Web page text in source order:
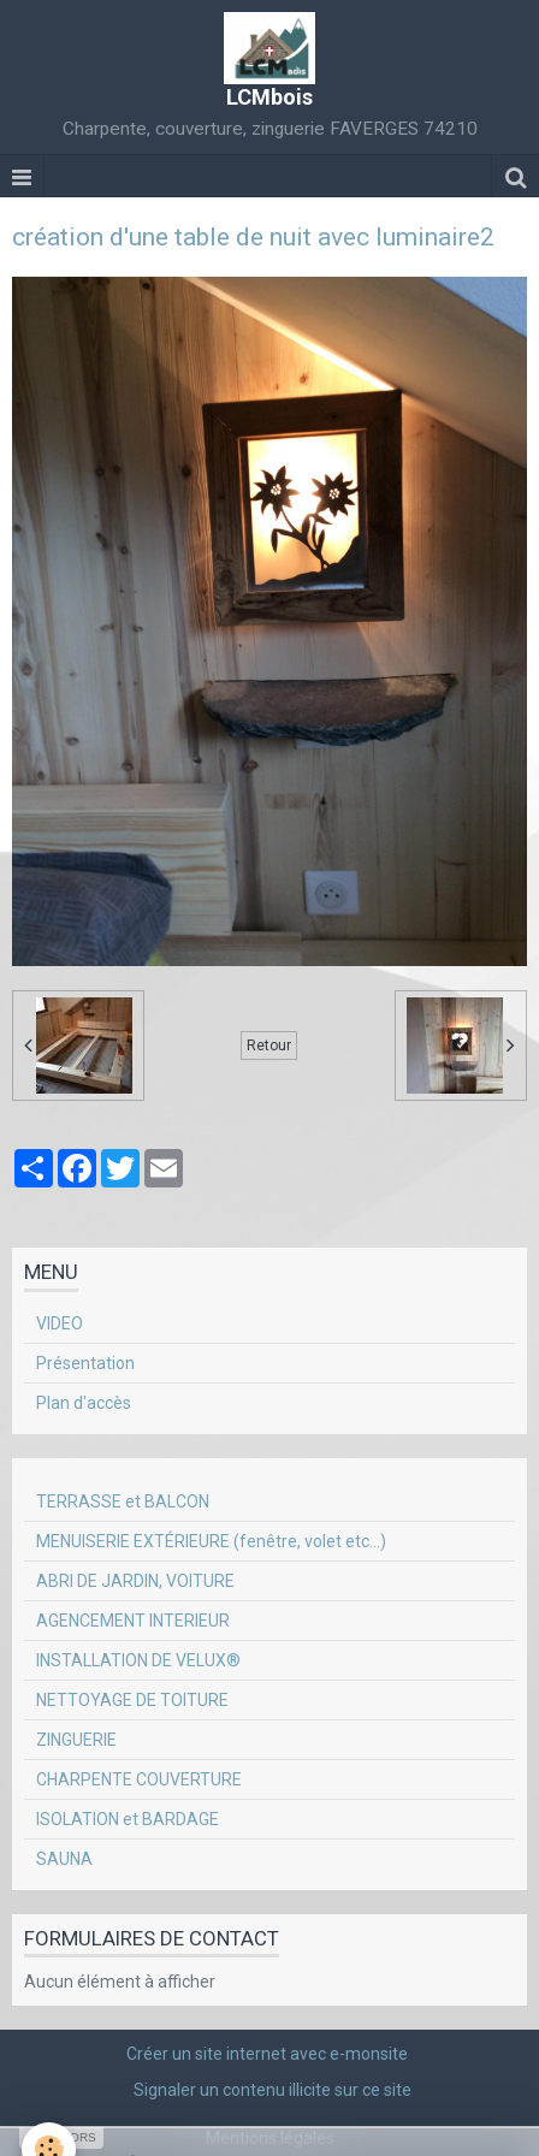
LCMbois
Charpente, couverture, zinguerie FAVERGES 74210
création d'une table de nuit avec luminaire2
Retour
PartagerFacebookTwitter
MENU
VIDEO
Présentation
Plan d'accès
TERRASSE et BALCON
MENUISERIE EXTÉRIEURE (fenêtre, volet etc...)
ABRI DE JARDIN, VOITURE
AGENCEMENT INTERIEUR
INSTALLATION DE VELUX®
NETTOYAGE DE TOITURE
ZINGUERIE
CHARPENTE COUVERTURE
ISOLATION et BARDAGE
SAUNA
FORMULAIRES DE CONTACT
Aucun élément à afficher
Créer un site internet avec e-monsite
Signaler un contenu illicite sur ce site
SPONSORS